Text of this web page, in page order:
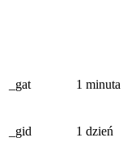
_gat 1 minuta
_gid
1 dzień